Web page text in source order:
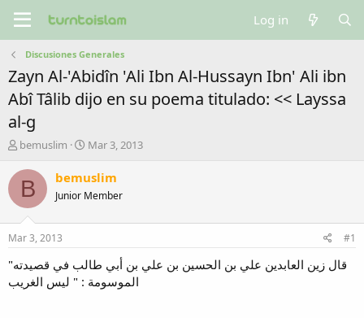
Log in
Discusiones Generales
Zayn Al-'Abidîn 'Ali Ibn Al-Hussayn Ibn' Ali ibn
Abî Tâlib dijo en su poema titulado: << Layssa
al-g
T
r
a
t
a
t
bemuslim
S
a
t
e
Mar 3, 2013
B bemuslim
Junior Member
Mar 3, 2013 #1
"قال زين العابدين علي بن الحسين بن علي بن أبي طالب في قصيدته
الموسومة : " ليس الغريب